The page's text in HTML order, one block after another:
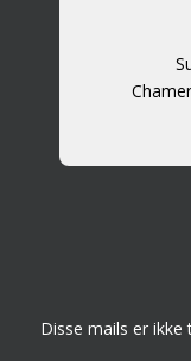
Disse mails er ikke